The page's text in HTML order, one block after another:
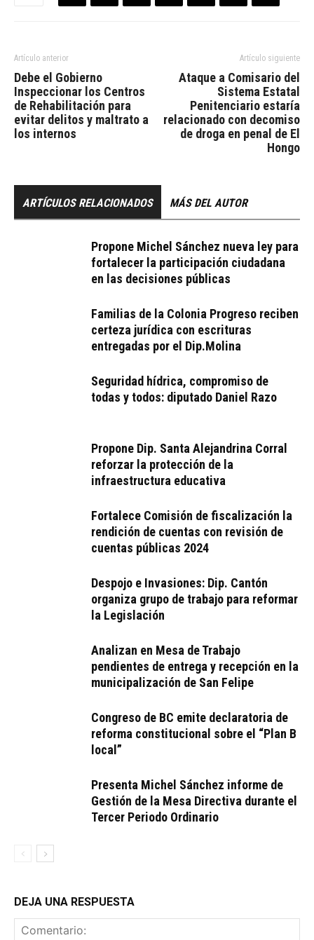
Artículo anterior
Debe el Gobierno
Inspeccionar los Centros
de Rehabilitación para
evitar delitos y maltrato a
los internos
Artículo siguiente
Ataque a Comisario del
Sistema Estatal
Penitenciario estaría
relacionado con decomiso
de droga en penal de El
Hongo
ARTÍCULOS RELACIONADOS MÁS DEL AUTOR
Propone Michel Sánchez nueva ley para
fortalecer la participación ciudadana
en las decisiones públicas
Familias de la Colonia Progreso reciben
certeza jurídica con escrituras
entregadas por el Dip.Molina
Seguridad hídrica, compromiso de
todas y todos: diputado Daniel Razo
Propone Dip. Santa Alejandrina Corral
reforzar la protección de la
infraestructura educativa
Fortalece Comisión de fiscalización la
rendición de cuentas con revisión de
cuentas públicas 2024
Despojo e Invasiones: Dip. Cantón
organiza grupo de trabajo para reformar
la Legislación
Analizan en Mesa de Trabajo
pendientes de entrega y recepción en la
municipalización de San Felipe
Congreso de BC emite declaratoria de
reforma constitucional sobre el “Plan B
local”
Presenta Michel Sánchez informe de
Gestión de la Mesa Directiva durante el
Tercer Periodo Ordinario
DEJA UNA RESPUESTA